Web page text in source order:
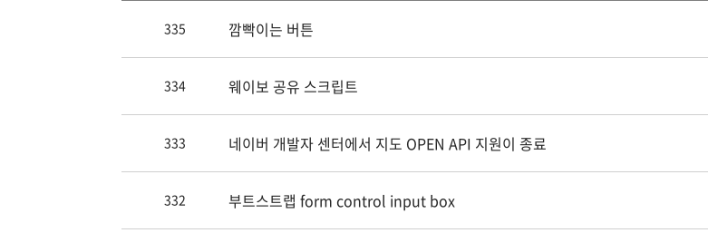
335 깜빡이는 버튼
334 웨이보 공유 스크립트
333 네이버 개발자 센터에서 지도 OPEN API 지원이 종료
332 부트스트랩 form control input box